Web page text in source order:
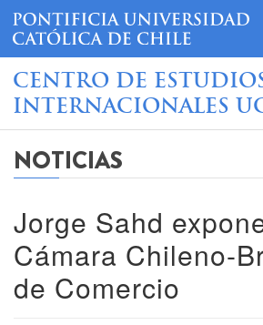
CENTRO DE
INTERNACIONALES
NOTICIAS
Jorge Sahd
Cámara Chileno-
de Comercio